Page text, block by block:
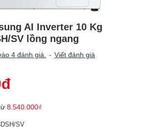
AI Inverter 10 Kg
SV lồng ngang
4 đánh giá. - Viết đánh giá
8.540.000₫
SV